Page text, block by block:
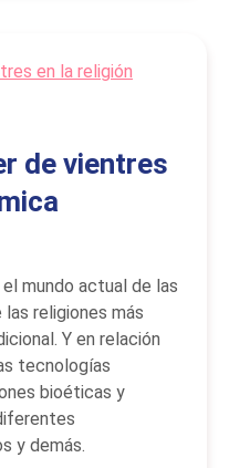
de vientres
mundo actual de las
religiones más
Y en relación
tecnologías
bioéticas y
y demás.